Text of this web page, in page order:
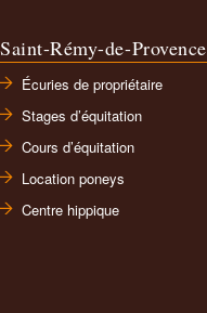
Saint-Rémy-de-Provence
Écuries de propriétaire
Stages d’équitation
Cours d’équitation
Location poneys
Centre hippique